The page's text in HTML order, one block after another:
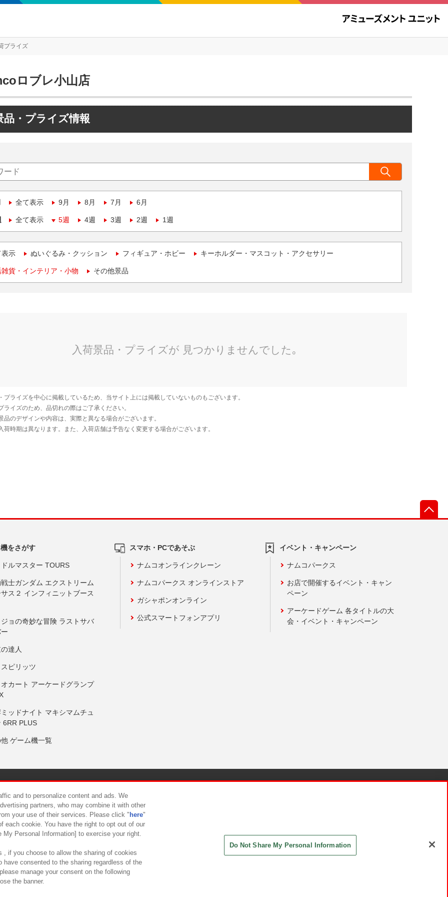
プライズ
ロブレ小山店
品・プライズ情報
全て表示 9月 8月 7月 6月
全て表示 5週 4週 3週 2週 1週
表示 ぬいぐるみ・クッション フィギュア・ホビー キーホルダー・マスコット・アクセサリー
貨・インテリア・小物 その他景品
をさがす
ルマスター TOURS
士ガンダム エクストリーム
ス２ インフィニットブース
ョの奇妙な冒険 ラストサバ
達人
ピリッツ
カート アーケードグランプ
ッドナイト マキシマムチュ
6RR PLUS
ゲーム機一覧
スマホ・PCであそぶ
ナムコオンラインクレーン
ナムコパークス オンラインストア
ガシャポンオンライン
公式スマートフォンアプリ
イベント・キャンペーン
ナムコパークス
お店で開催するイベント・キャン
ペーン
アーケードゲーム 各タイトルの大
会・イベント・キャンペーン
について カスタマーハラスメント対応方針
and to personalize content and ads. We
partners, who may combine it with other
your use of their services. Please click " here"
each cookie. You have the right to opt out of our
Personal Information] to exercise your right.
, if you choose to allow the sharing of cookies
have consented to the sharing regardless of the
manage your consent on the following
the banner.
Do Not Share My Personal Information